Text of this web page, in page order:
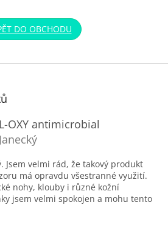
DO OBCHODU
OXY antimicrobial
je 5 z 5 hvězdiček.
Jsem velmi rád, že takový produkt
má opravdu všestranné využití.
nohy, klouby i různé kožní
jsem velmi spokojen a mohu tento